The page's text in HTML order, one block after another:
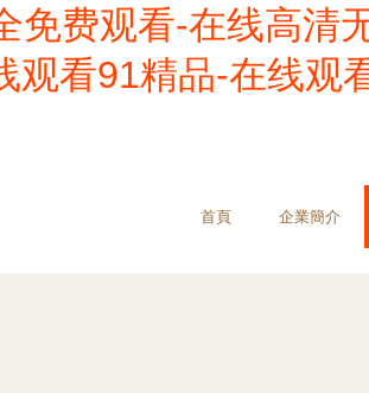
费观看-在线高清
看91精品-在线观
首頁 企業簡介